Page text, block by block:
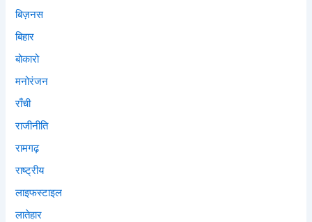
बिज़नस
बिहार
बोकारो
मनोरंजन
राँची
राजीनीति
रामगढ़
राष्ट्रीय
लाइफस्टाइल
लातेहार